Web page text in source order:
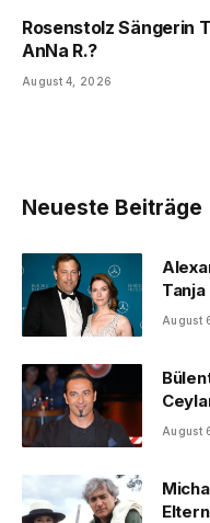
Rosenstolz Sängerin
AnNa R.?
August 4, 2026
Neueste Beiträge
August
August